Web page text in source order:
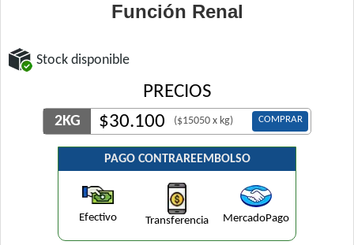
Función Renal
Stock disponible
PRECIOS
2KG $30.100 ($15050 x kg) COMPRAR
PAGO CONTRAREEMBOLSO
Efectivo Transferencia MercadoPago